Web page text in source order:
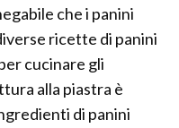
che i panini
ricette di panini
cucinare gli
alla piastra è
di panini